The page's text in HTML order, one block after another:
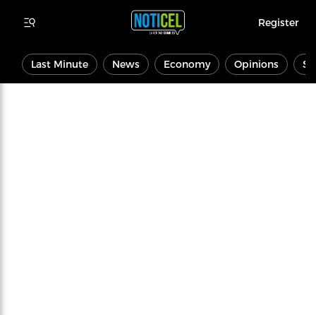
Register
Last Minute News Economy Opinions